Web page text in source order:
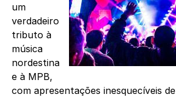
um
verdadeiro
tributo à
música
nordestina
e à MPB,
com apresentações inesquecíveis